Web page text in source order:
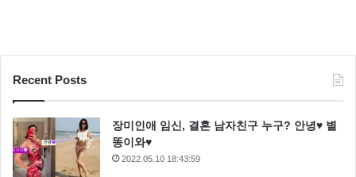
Recent Posts
장미인애 임신, 결혼 남자친구 누구? 안녕♥ 별
똥이와♥
2022.05.10 18:43:59